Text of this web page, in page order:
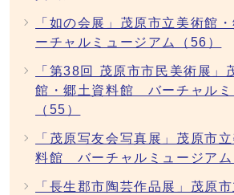
「如の会展」茂原市立美術館
ーチャルミュージアム（56）
「第38回 茂原市市民美術展」
館・郷土資料館 バーチャルミ
（55）
「茂原写友会写真展」茂原市
料館 バーチャルミュージアム
「長生郡市陶芸作品展」茂原